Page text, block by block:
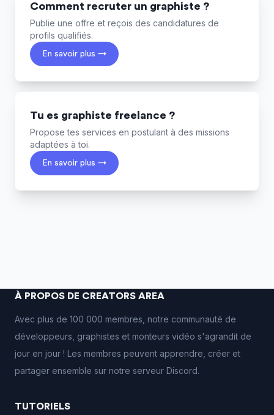
Comment recruter un graphiste ?
Publie une offre et reçois des candidatures de
profils qualifiés.
En savoir plus →
Tu es graphiste freelance ?
Propose tes services en postulant à des missions
adaptées à toi.
En savoir plus →
À PROPOS DE CREATORS AREA
Avec plus de 100 000 membres, notre communauté de
développeurs, graphistes et monteurs vidéo s'agrandit de
jour en jour ! Les membres peuvent apprendre, créer et
partager ensemble sur notre serveur Discord.
TUTORIELS